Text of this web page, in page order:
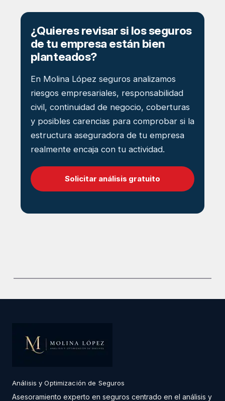
¿Quieres revisar si los seguros
de tu empresa están bien
planteados?
En Molina López seguros analizamos
riesgos empresariales, responsabilidad
civil, continuidad de negocio, coberturas
y posibles carencias para comprobar si la
estructura aseguradora de tu empresa
realmente encaja con tu actividad.
Solicitar análisis gratuito
Análisis y Optimización de Seguros
Asesoramiento experto en seguros centrado en el análisis y